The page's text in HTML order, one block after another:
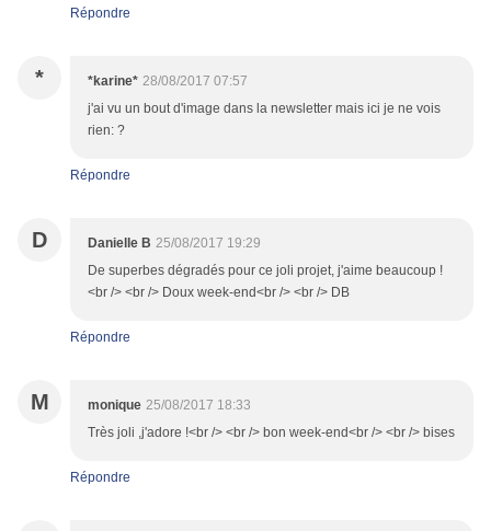
Répondre
* *karine* 28/08/2017 07:57
j'ai vu un bout d'image dans la newsletter mais ici je ne vois
rien: ?
Répondre
D Danielle B 25/08/2017 19:29
De superbes dégradés pour ce joli projet, j'aime beaucoup !
<br /> <br /> Doux week-end<br /> <br /> DB
Répondre
M monique 25/08/2017 18:33
Très joli ,j'adore !<br /> <br /> bon week-end<br /> <br /> bises
Répondre